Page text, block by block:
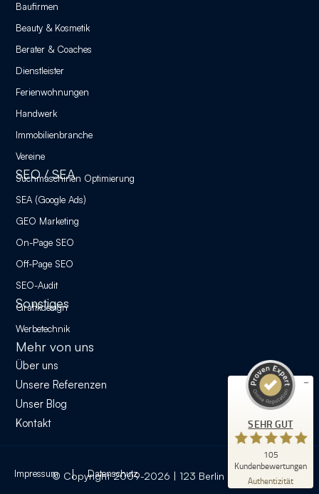
Baufirmen
Beauty & Kosmetik
Berater & Coaches
Dienstleister
Ferienwohnungen
Handwerk
Immobilienbranche
Vereine
SEO / SEA
Suchmaschinen Optimierung
SEA (Google Ads)
GEO Marketing
On-Page SEO
Off-Page SEO
SEO-Audit
Sonstiges
Grafikdesign
Werbetechnik
Mehr von uns
Über uns
Unsere Referenzen
Unser Blog
Kontakt
© Copyright 2009-2026 | 123 Berlin Design ®
Impressum Datenschutz
SEHR GUT
105
Kundenbewertungen
Authentizität
ProvenExpert.com
62
ProvenExpert.com
Blick aufs ProvenExpert-Profil werfen
30.07.2026